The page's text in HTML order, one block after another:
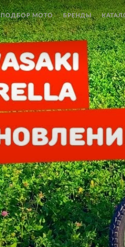
ПОДБОР МОТО БРЕНДЫ